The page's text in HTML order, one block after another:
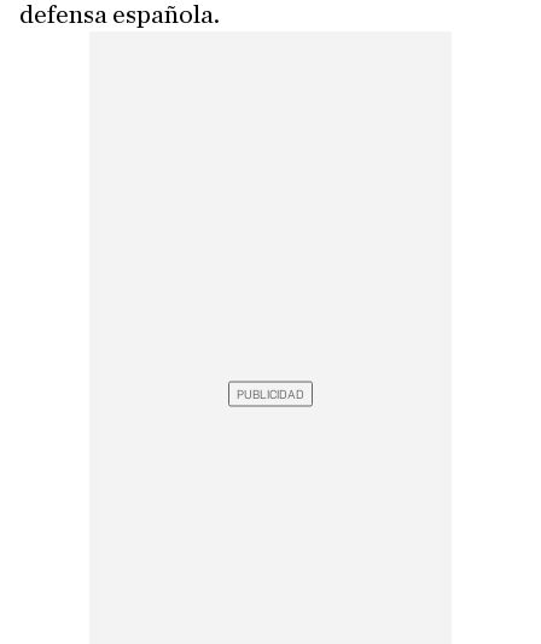
defensa española.